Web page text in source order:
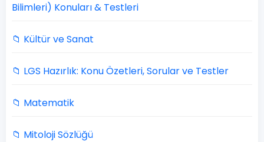
Bilimleri) Konuları & Testleri
📁 Kültür ve Sanat
📁 LGS Hazırlık: Konu Özetleri, Sorular ve Testler
📁 Matematik
📁 Mitoloji Sözlüğü